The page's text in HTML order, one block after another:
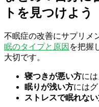
トを見つけよう
不眠症の改善にサプリメ
眠のタイプと原因 を把握
大切です。
寝つきが悪い方に
眠りが浅い方には
ストレスで眠れな